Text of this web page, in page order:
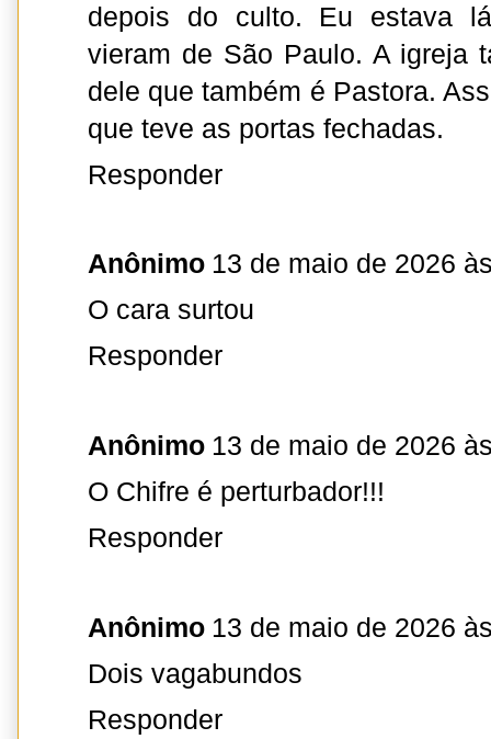
depois do culto. Eu estava
vieram de São Paulo. A igreja
dele que também é Pastora.
que teve as portas fechadas.
Responder
Anônimo 13 de maio de 2026
O cara surtou
Responder
Anônimo 13 de maio de 2026
O Chifre é perturbador!!!
Responder
Anônimo 13 de maio de 2026
Dois vagabundos
Responder